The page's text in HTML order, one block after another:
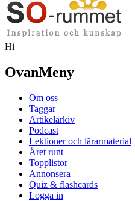
Hi
OvanMeny
Om oss
Taggar
Artikelarkiv
Podcast
Lektioner och lärarmaterial
Året runt
Topplistor
Annonsera
Quiz & flashcards
Logga in